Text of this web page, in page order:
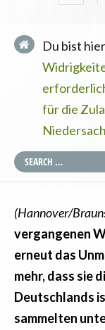
Du bist
für die
(Hannover/
vergangenen
erneut das
mehr, dass sie
Deutschlands
sammelten